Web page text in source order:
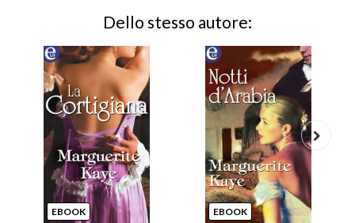
Dello stesso autore:
EBOOK EBOOK
Next